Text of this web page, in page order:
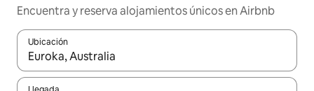
Encuentra y reserva alojamientos únicos en Airbnb
Ubicación
Cuando los resultados estén disponibles, navega con las